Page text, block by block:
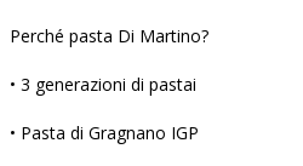
Perché pasta Di Martino?
• 3 generazioni di pastai
• Pasta di Gragnano IGP